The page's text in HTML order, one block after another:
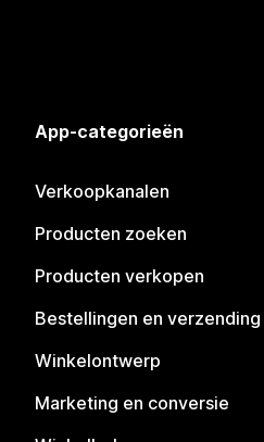
App-categorieën
Verkoopkanalen
Producten zoeken
Producten verkopen
Bestellingen en verzending
Winkelontwerp
Marketing en conversie